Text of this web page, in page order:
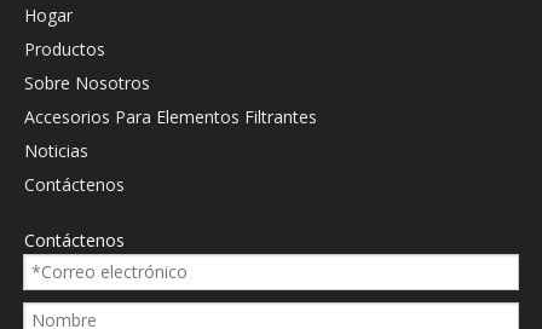
Hogar
Productos
Sobre Nosotros
Accesorios Para Elementos Filtrantes
Noticias
Contáctenos
Contáctenos